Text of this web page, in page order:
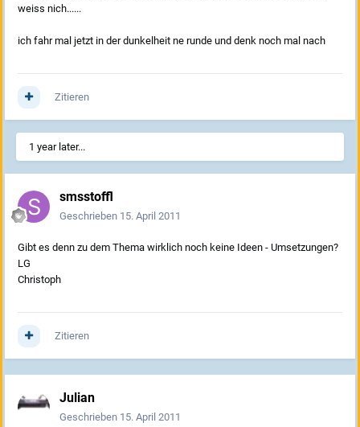
weiss nich......
ich fahr mal jetzt in der dunkelheit ne runde und denk noch mal nach
Zitieren
1 year later...
smsstoffl
Geschrieben 15. April 2011
Gibt es denn zu dem Thema wirklich noch keine Ideen - Umsetzungen?
LG
Christoph
Zitieren
Julian
Geschrieben 15. April 2011